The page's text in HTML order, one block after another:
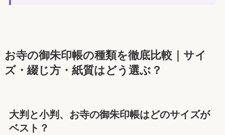
お寺の御朱印帳の種類を徹底比較｜サイ
ズ・綴じ方・紙質はどう選ぶ？
大判と小判、お寺の御朱印帳はどのサイズが
ベスト？